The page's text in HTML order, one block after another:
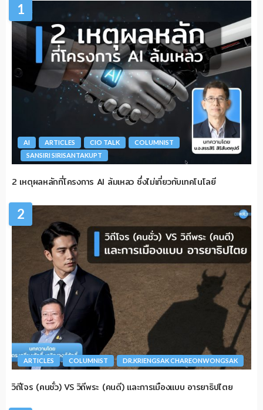
1
AI ARTICLES CIO TALK
COLUMNIST
SANSIRI SIRISANTAKUPT
2 เหตุผลหลักที่โครงการ AI ล้มเหลว ซึ่งไม่เกี่ยวกับเทคโนโลยี
2
ARTICLES COLUMNIST DR.KRIENGSAK CHAREONWONGSAK
วิถีโจร (คนชั่ว) VS วิถีพระ (คนดี) และการเมืองแบบ อารยาธิปไตย